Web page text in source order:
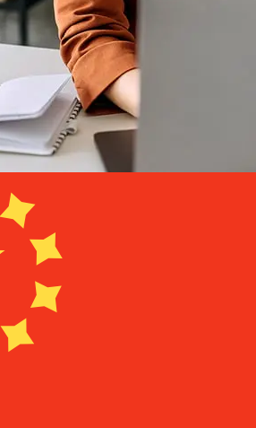
un transfert
RON CNY ?
pour les transferts internationaux
de Roumanie à Chine varient
et le moment de la
les virements bancaires
de 1 à 5 jours ouvrables. Des